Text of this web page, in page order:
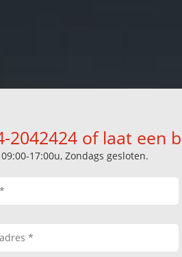
2042424 of laat een
17:00u, Zondags gesloten.